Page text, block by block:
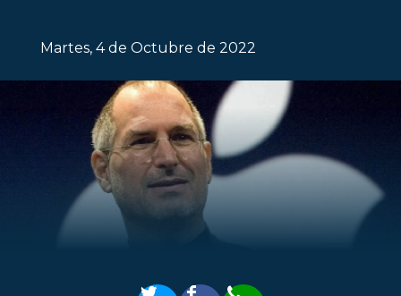
Martes, 4 de Octubre de 2022